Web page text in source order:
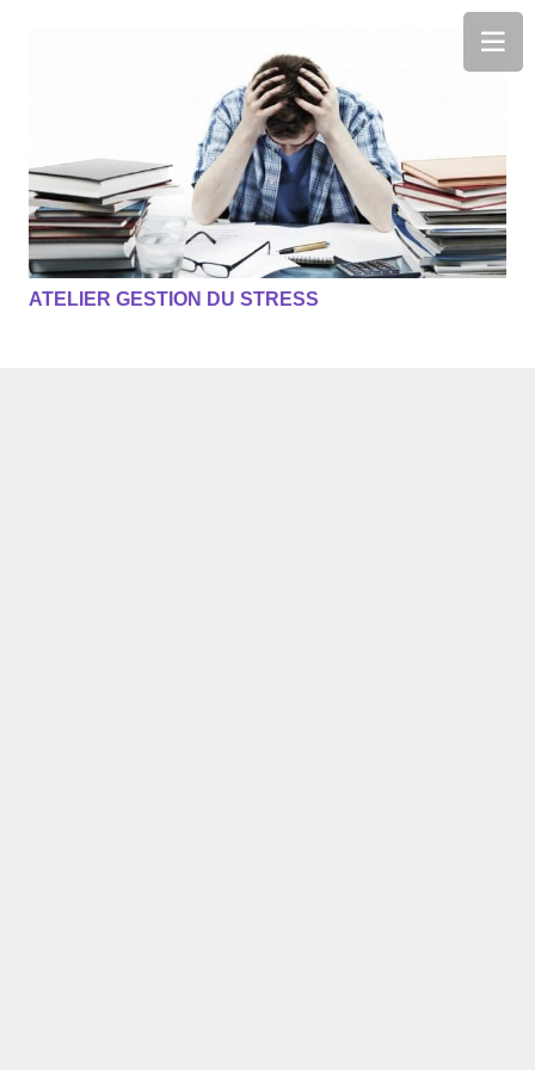
ATELIER GESTION DU STRESS